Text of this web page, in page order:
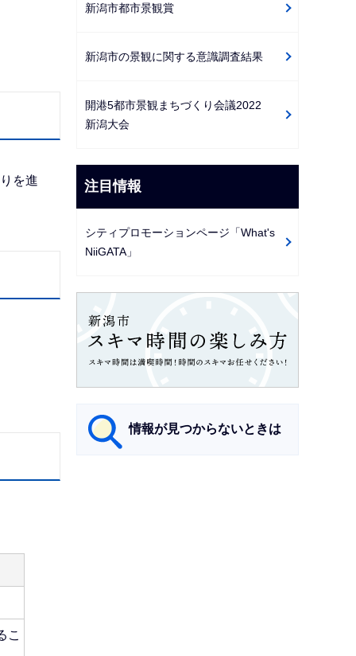
を進
こ
新潟市都市景観賞
新潟市の景観に関する意識調査結果
開港5都市景観まちづくり会議2022
新潟大会
注目情報
シティプロモーションページ「What's
NiiGATA」
情報が見つからないときは